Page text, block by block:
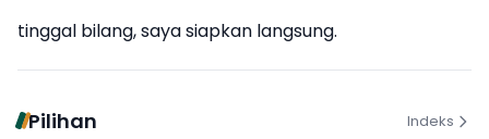
tinggal bilang, saya siapkan langsung.
Pilihan Indeks